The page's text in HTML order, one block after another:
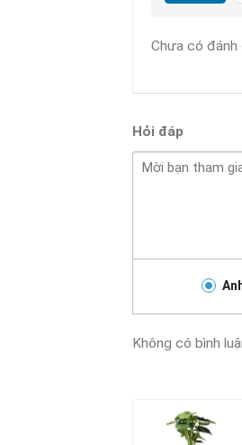
Chưa có đánh
Hỏi đáp
Không có bình